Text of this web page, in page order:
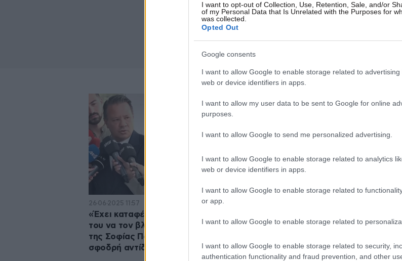
I want to opt-out of Collection, Use, Retention, Sale, and/or
of my Personal Data that Is Unrelated with the Purposes for
was collected.
Opted Out
Google consents
I want to allow Google to enable storage related to advertising
web or device identifiers in apps.
I want to allow my user data to be sent to Google for online
purposes.
I want to allow Google to send me personalized advertising.
I want to allow Google to enable storage related to analytics
web or device identifiers in apps.
I want to allow Google to enable storage related to
or app.
I want to allow Google to enable storage related to
I want to allow Google to enable storage related to security,
authentication functionality and fraud prevention, and other
26·06·2025 11:57
«Έχει καταφέρει να μη θέλει το παιδί
του να τον βλέπει», λέει ο δικηγόρος
της Σοφίας Πολυζωγοπούλου – Η
σφοδρή αντίδραση Λύτρα
εκατομμύριο ευρώ από τη Σοφία
τον ξυλοδαρμό της